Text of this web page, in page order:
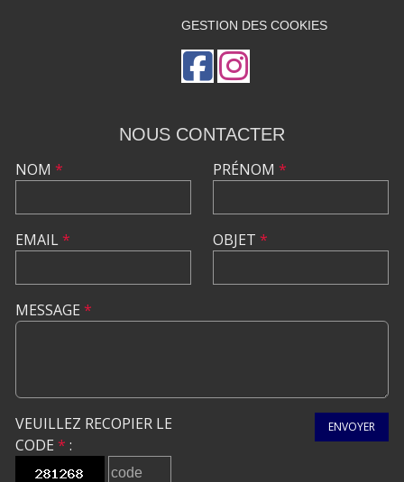
GESTION DES COOKIES
NOUS CONTACTER
NOM *
EMAIL*
PRÉNOM *
OBJET *
MESSAGE *
VEUILLEZ RECOPIER LE
CODE * :
ENVOYER